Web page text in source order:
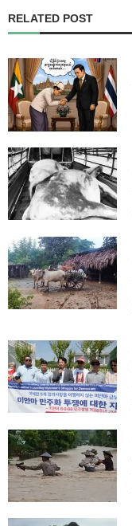
RELATED POST